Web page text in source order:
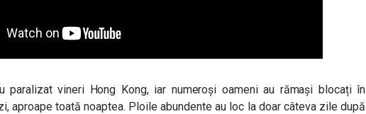
paralizat vineri Hong Kong, iar numeroși oameni au rămași blocați în
aproape toată noaptea. Ploile abundente au loc la doar câteva zile după